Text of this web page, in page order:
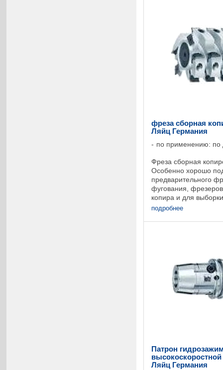
фреза сборная
Ляйц Германия
по применению: по
Фреза сборная
Особенно хорошо
предварительного
фугования,
копира и для
ножи HW Z2 с
подробнее
Патрон
высокоскоростной
Ляйц Германия